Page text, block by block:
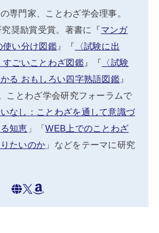
専門家、ことわざ学会理事。
奨励賞受賞。著書に『マンガ
使い分け図鑑』『 〈試験に出
すごいことわざ図鑑』『 〈試験
る おもしろい四字熟語図鑑 』
ことわざ学会研究フォーラムで
なし：ことわざを通して意識づ
知恵 」「WEB上でのことわざ
たいのか 」などをテーマに研究